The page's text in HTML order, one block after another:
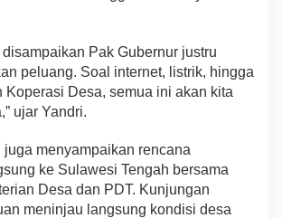
disampaikan Pak Gubernur justru
peluang. Soal internet, listrik, hingga
Koperasi Desa, semua ini akan kita
ujar Yandri.
juga menyampaikan rencana
ke Sulawesi Tengah bersama
Desa dan PDT. Kunjungan
meninjau langsung kondisi desa